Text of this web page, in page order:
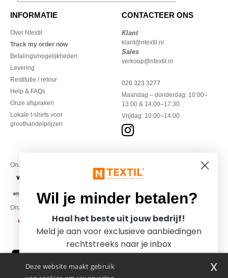
INFORMATIE
Over Ntextil
Track my order now
Betalingsmogelijkheden
Levering
Restitutie / retour
Help & FAQs
Onze afspraken
Lokale t-shirts voor
groothandelprijzen
CONTACTEER ONS
Klant
klant@ntextil.nl
Sales
verkoop@ntextil.nl
020 323 3277
Maandag – donderdag: 10:00–
13:00 & 14:00–17:30
Vrijdag: 10:00–14:00
Onze financiële partners
Onze transporteurs
Deze website maakt gebruik
x
Wil je minder betalen?
Haal het beste uit jouw bedrijf!
Meld je aan voor exclusieve aanbiedingen
rechtstreeks naar je inbox